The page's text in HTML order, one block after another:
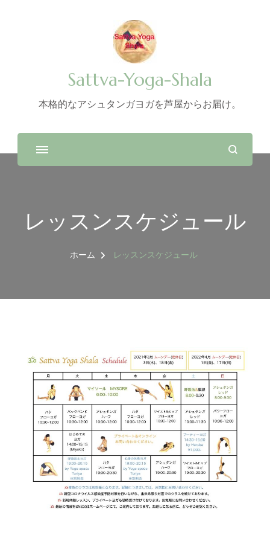
Sattva-Yoga-Shala
本格的なアシュタンガヨガを芦屋からお届け。
レッスンスケジュール
ホーム レッスンスケジュール